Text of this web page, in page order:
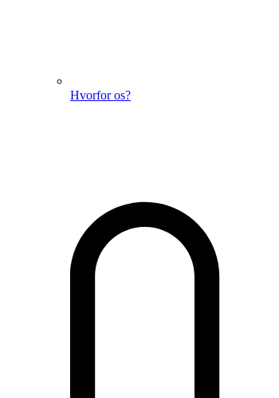
Hvorfor os?